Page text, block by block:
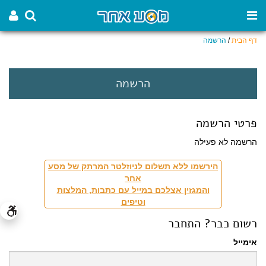
דף הבית/ הרשמה
הרשמה
פרטי הרשמה
הרשמה לא פעילה
הירשמו ללא תשלום לניוזלטר המרתק של מסע
אחר
והמגזין אצלכם במייל עם כתבות, המלצות
וטיפים
רשום כבר? התחבר
אימייל